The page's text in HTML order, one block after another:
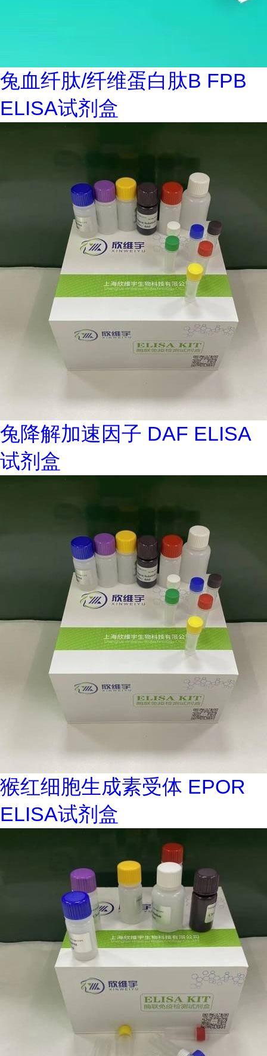
兔血纤肽/纤维蛋白肽B FPB
ELISA试剂盒
兔降解加速因子 DAF ELISA
试剂盒
猴红细胞生成素受体 EPOR
ELISA试剂盒